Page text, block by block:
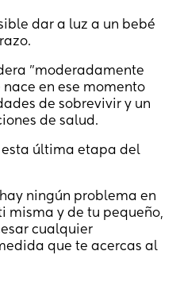
dar a luz a un bebé
"moderadamente
en ese momento
de sobrevivir y un
de salud.
esta última etapa del
ningún problema en
misma y de tu pequeño,
cualquier
que te acercas al